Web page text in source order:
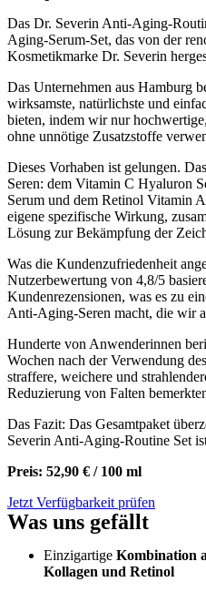
Das Dr. Severin Anti-Aging-
Aging-Serum-Set, das von der
Kosmetikmarke Dr. Severin
Das Unternehmen aus Hamburg
wirksamste, natürlichste und
bieten, indem wir nur
ohne unnötige Zusatzstoffe
Dieses Vorhaben ist gelungen.
Seren: dem Vitamin C Hyaluron
Serum und dem Retinol Vitamin
eigene spezifische Wirkung,
Lösung zur Bekämpfung der
Was die Kundenzufriedenheit
Nutzerbewertung von 4,8/5
Kundenrezensionen, was es zu
Anti-Aging-Seren macht, die wir
Hunderte von Anwenderinnen
Wochen nach der Verwendung
straffere, weichere und
Reduzierung von Falten
Das Fazit: Das Gesamtpaket
Severin Anti-Aging-Routine Set
Preis: 52,90 € / 100 ml
Jetzt Verfügbarkeit prüfen
Was uns gefällt
Einzigartige Kombination
Kollagen und Retinol